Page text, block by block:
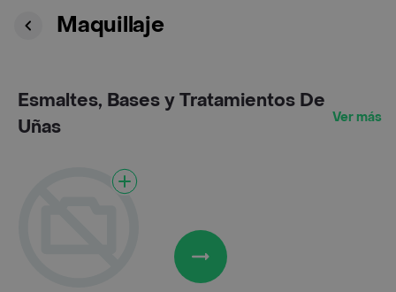
Maquillaje
Esmaltes, Bases y Tratamientos De
Uñas
Ver más